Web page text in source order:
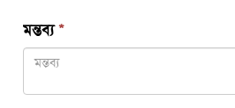
মন্তব্য*